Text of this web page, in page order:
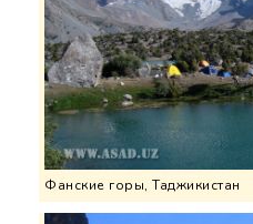
Фанские горы, Таджикистан